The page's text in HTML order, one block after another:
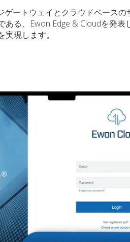
ートウェイとクラウドベース
る、Ewon Edge & Cloudを発表
現します。